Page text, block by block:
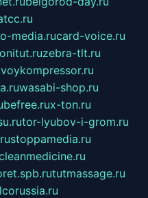
media.rucard-voice.ru
zebra-tlt.ru
wasabi-shop.ru
x-ton.ru
tor-lyubov-i-grom.ru
stoppamedia.ru
tutmassage.ru